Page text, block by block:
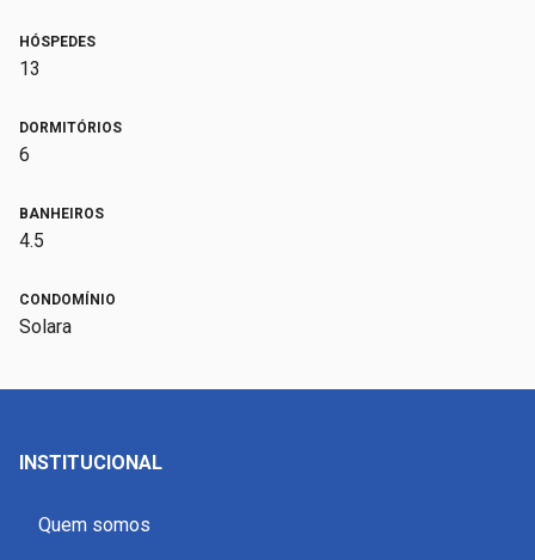
HÓSPEDES
13
DORMITÓRIOS
6
BANHEIROS
4.5
CONDOMÍNIO
Solara
INSTITUCIONAL
Quem somos